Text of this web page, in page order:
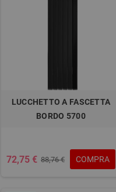
LUCCHETTO A FASCETTA
BORDO 5700
72,75 € 88,76 € COMPRA